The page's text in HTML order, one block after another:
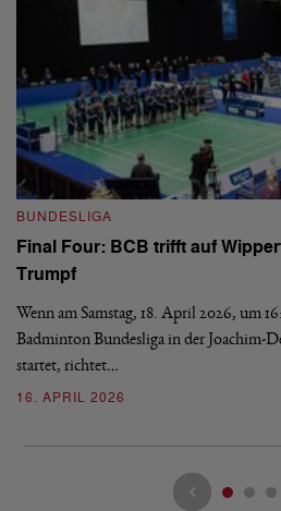
BUNDESLIGA
Final Four: BCB trifft auf
Trumpf
Wenn am Samstag, 18. April 2026, um
Badminton Bundesliga in der Joachim-
startet, richtet…
16. APRIL 2026